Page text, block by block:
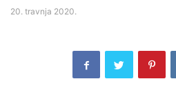
20. travnja 2020.